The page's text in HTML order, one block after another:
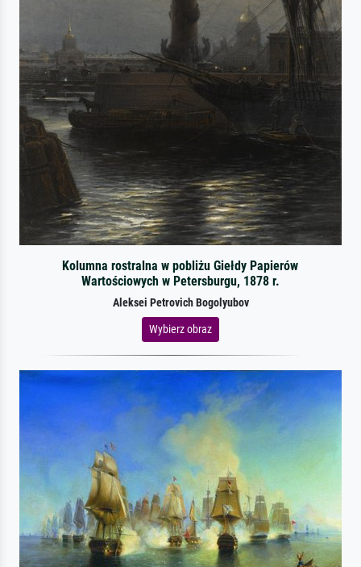
Kolumna rostralna w pobliżu Giełdy Papierów
Wartościowych w Petersburgu, 1878 r.
Aleksei Petrovich Bogolyubov
Wybierz obraz